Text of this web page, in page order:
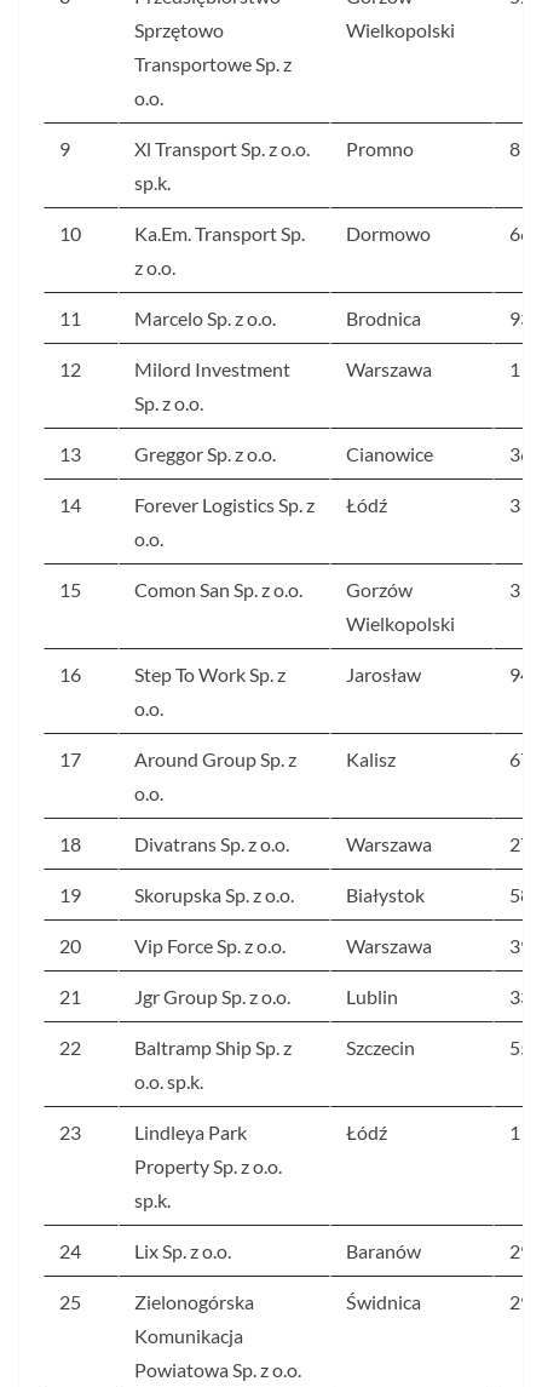
Sprzętowo
Transportowe Sp. z
o.o.
Wielkopolski
9
Xl Transport Sp. z o.o.
sp.k.
Promno 8
10
Ka.Em. Transport Sp.
z o.o.
Dormowo 669
11 Marcelo Sp. z o.o. Brodnica 938
12
Milord Investment
Sp. z o.o.
Warszawa 1
13 Greggor Sp. z o.o. Cianowice 361
14
Forever Logistics Sp. z
o.o.
Łódź 313
15 Comon San Sp. z o.o.
Gorzów
Wielkopolski
3
16
Step To Work Sp. z
o.o.
Jarosław 942
17
Around Group Sp. z
o.o.
Kalisz 676
18 Divatrans Sp. z o.o. Warszawa 275
19 Skorupska Sp. z o.o. Białystok 585
20 Vip Force Sp. z o.o. Warszawa 394
21 Jgr Group Sp. z o.o. Lublin 337
22
Baltramp Ship Sp. z
o.o. sp.k.
Szczecin 559
23
Lindleya Park
Property Sp. z o.o.
sp.k.
Łódź 1
24 Lix Sp. z o.o. Baranów 297
25
Zielonogórska
Komunikacja
Powiatowa Sp. z o.o.
Świdnica 298